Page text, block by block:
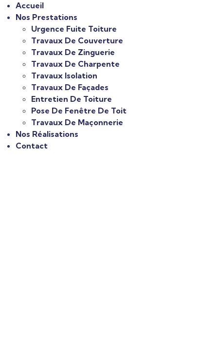
Accueil
Nos Prestations
Urgence Fuite Toiture
Travaux De Couverture
Travaux De Zinguerie
Travaux De Charpente
Travaux Isolation
Travaux De Façades
Entretien De Toiture
Pose De Fenêtre De Toit
Travaux De Maçonnerie
Nos Réalisations
Contact